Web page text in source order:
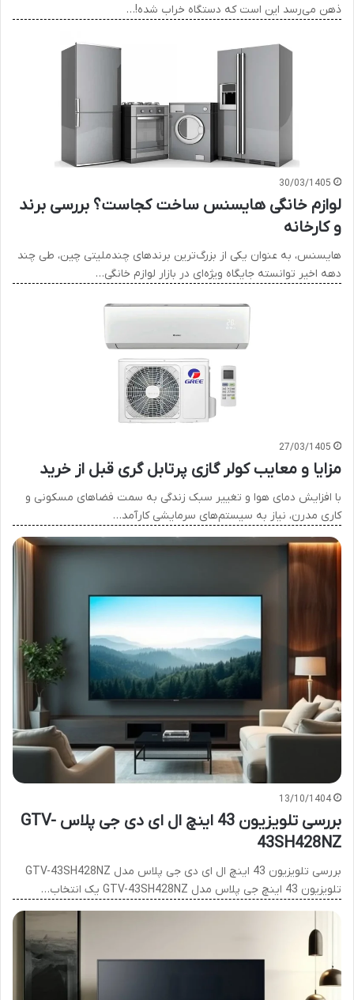
ذهن می‌رسد این است که دستگاه خراب شده!…
30/03/1405
لوازم خانگی هایسنس ساخت کجاست؟ بررسی برند
و کارخانه
هایسنس، به عنوان یکی از بزرگ‌ترین برندهای چندملیتی چین، طی چند
دهه اخیر توانسته جایگاه ویژه‌ای در بازار لوازم خانگی…
27/03/1405
مزایا و معایب کولر گازی پرتابل گری قبل از خرید
با افزایش دمای هوا و تغییر سبک زندگی به سمت فضاهای مسکونی و
کاری مدرن، نیاز به سیستم‌های سرمایشی کارآمد…
13/10/1404
بررسی تلویزیون 43 اینچ ال ای دی جی پلاس GTV-
43SH428NZ
بررسی تلویزیون 43 اینچ ال ای دی جی پلاس مدل GTV-43SH428NZ
تلویزیون 43 اینچ جی پلاس مدل GTV-43SH428NZ یک انتخاب…